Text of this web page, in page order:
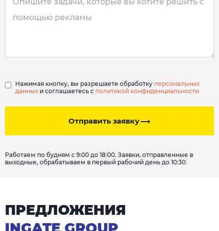
Отправить заявку
Нажимая кнопку, вы разрешаете обработку персональных
данных и соглашаетесь с политикой конфиденциальности
Работаем по будням с 9:00 до 18:00. Заявки, отправленные в
выходные, обрабатываем в первый рабочий день до 10:30
ПРЕДЛОЖЕНИЯ